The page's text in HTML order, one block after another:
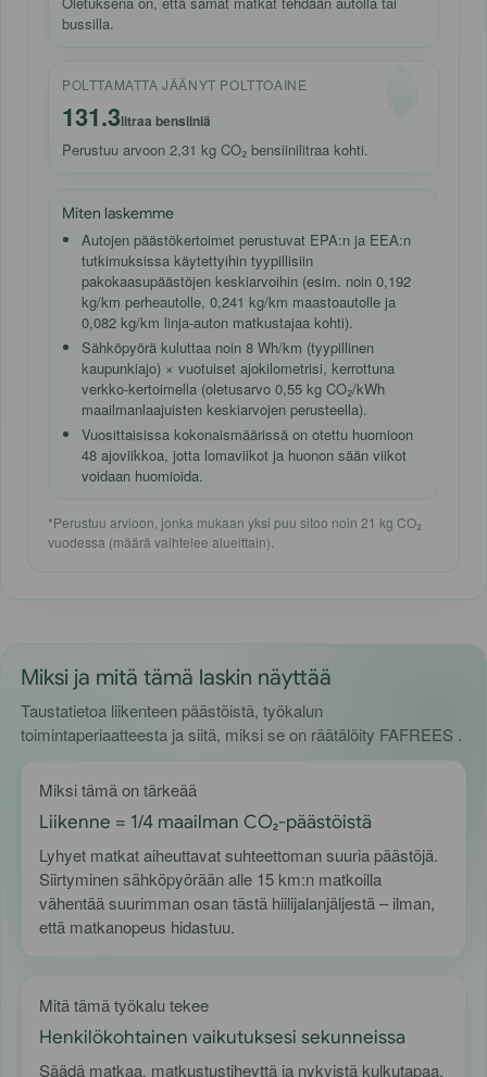
bussilla.
POLTTAMATTA JÄÄNYT POLTTOAINE
131.3litraa bensiiniä
Perustuu arvoon 2,31 kg CO₂ bensiinilitraa kohti.
Miten laskemme
Autojen päästökertoimet perustuvat EPA:n ja EEA:n
tutkimuksissa käytettyihin tyypillisiin
pakokaasupäästöjen keskiarvoihin (esim. noin 0,192
kg/km perheautolle, 0,241 kg/km maastoautolle ja
0,082 kg/km linja-auton matkustajaa kohti).
Sähköpyörä kuluttaa noin 8 Wh/km (tyypillinen
kaupunkiajo) × vuotuiset ajokilometrisi, kerrottuna
verkko-kertoimella (oletusarvo 0,55 kg CO₂/kWh
maailmanlaajuisten keskiarvojen perusteella).
Vuosittaisissa kokonaismäärissä on otettu huomioon
48 ajoviikkoa, jotta lomaviikot ja huonon sään viikot
voidaan huomioida.
*Perustuu arvioon, jonka mukaan yksi puu sitoo noin 21 kg CO₂
vuodessa (määrä vaihtelee alueittain).
Miksi ja mitä tämä laskin näyttää
Taustatietoa liikenteen päästöistä, työkalun
toimintaperiaatteesta ja siitä, miksi se on räätälöity FAFREES .
Miksi tämä on tärkeää
Liikenne = 1/4 maailman CO₂-päästöistä
Lyhyet matkat aiheuttavat suhteettoman suuria päästöjä.
Siirtyminen sähköpyörään alle 15 km:n matkoilla
vähentää suurimman osan tästä hiilijalanjäljestä – ilman,
että matkanopeus hidastuu.
Mitä tämä työkalu tekee
Henkilökohtainen vaikutuksesi sekunneissa
Säädä matkaa, matkustustiheyttä ja nykyistä kulkutapaa.